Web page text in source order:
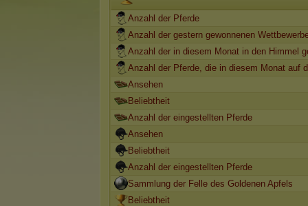
Anzahl der Pferde
Anzahl der gestern gewonnenen
Anzahl der in diesem Monat in den Himmel
Anzahl der Pferde, die in diesem Monat auf
Ansehen
Beliebtheit
Anzahl der eingestellten Pferde
Ansehen
Beliebtheit
Anzahl der eingestellten Pferde
Sammlung der Felle des Goldenen Apfels
Beliebtheit